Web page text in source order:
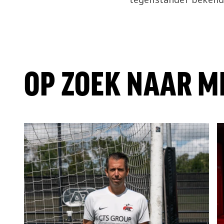
OP ZOEK NAAR